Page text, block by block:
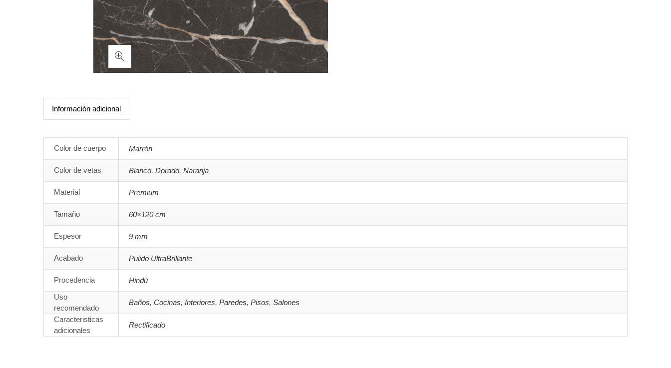
Información adicional
Color de cuerpo Marrón
Color de vetas Blanco, Dorado, Naranja
Material Premium
Tamaño 60×120 cm
Espesor 9 mm
Acabado Pulido UltraBrillante
Procedencia
Hindú
Uso
recomendado
Baños, Cocinas, Interiores, Paredes, Pisos, Salones
Caracteristicas
adicionales
Rectificado